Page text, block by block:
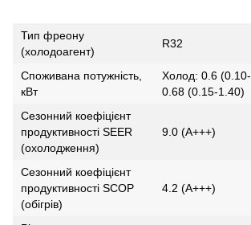
Тип фреону
(холодоагент)
R32
Споживана потужність,
кВт
Холод: 0.6
0.68 (0.15-1.40)
Сезонний коефіцієнт
продуктивності SEER
(охолодження)
9.0 (A+++)
Сезонний коефіцієнт
продуктивності SCOP
(обігрів)
4.2 (A+++)